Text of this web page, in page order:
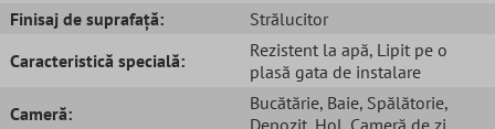
Finisaj de suprafață:
Strălucitor
Caracteristică specială:
Rezistent la apă, Lipit pe o
plasă gata de instalare
Cameră:
Bucătărie, Baie, Spălătorie,
Depozit, Hol, Cameră de zi